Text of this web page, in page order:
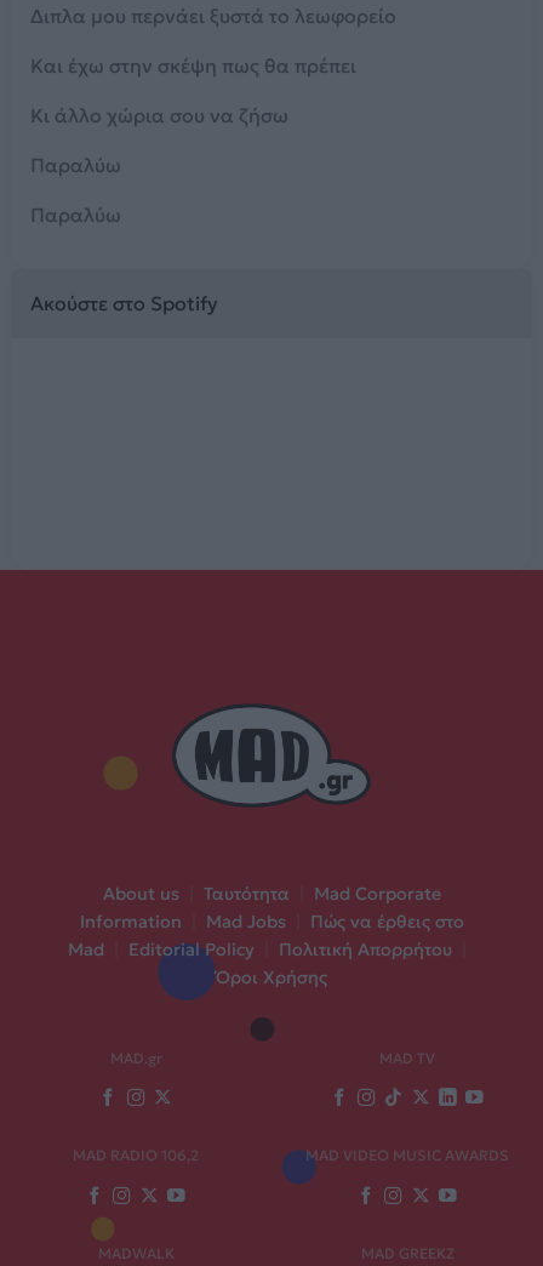
Διπλα μου περνάει ξυστά το λεωφορείο
Και έχω στην σκέψη πως θα πρέπει
Κι άλλο χώρια σου να ζήσω
Παραλύω
Παραλύω
Ακούστε στο Spotify
About us Ταυτότητα
Mad Corporate
Information
Mad Jobs
Πώς να έρθεις στο
Mad
Editorial Policy Πολιτική Απορρήτου
Όροι Χρήσης
MAD.gr MAD TV
MAD RADIO 106,2 MAD VIDEO MUSIC AWARDS
MADWALK MAD GREEKZ